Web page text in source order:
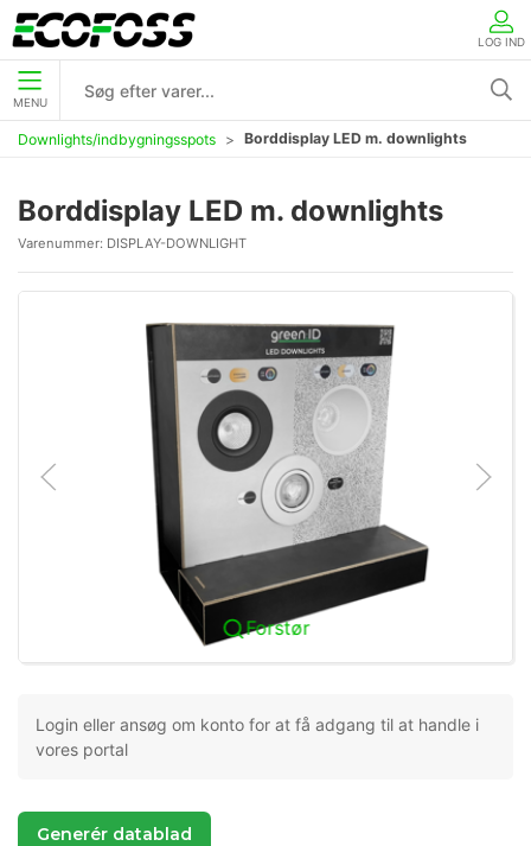
LOG IND
MENU
Downlights/indbygningsspots Borddisplay LED m. downlights
Borddisplay LED m. downlights
Varenummer: DISPLAY-DOWNLIGHT
Forstør
Login eller ansøg om konto for at få adgang til at handle i
vores portal
Generér datablad